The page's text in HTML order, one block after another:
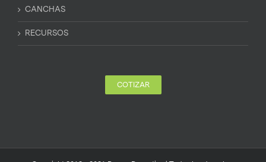
CANCHAS
RECURSOS
COTIZAR